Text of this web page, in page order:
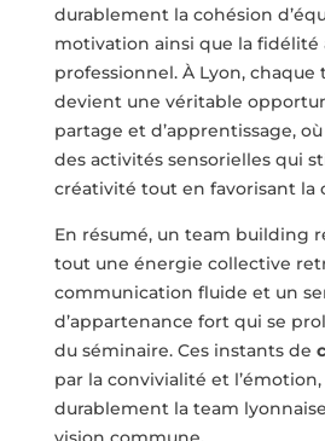
durablement la cohésion
motivation ainsi que la fidélité
professionnel. À Lyon,
devient une véritable
partage et d’apprentissage,
des activités sensorielles qui
créativité tout en favorisant la
En résumé, un team building
tout une énergie collective
communication fluide et un
d’appartenance fort qui se
du séminaire. Ces instants de
par la convivialité et
durablement la team